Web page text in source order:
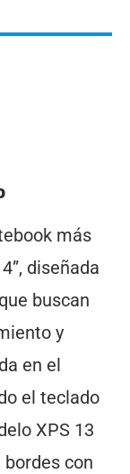
más
diseñada
buscan
y
en el
el teclado
XPS 13
con